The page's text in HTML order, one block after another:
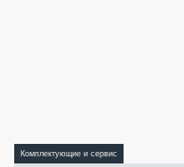
Комплектующие и сервис